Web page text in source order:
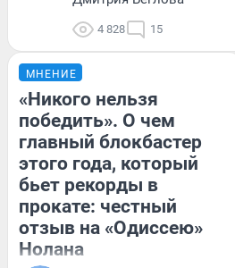
4 828 15
МНЕНИЕ
«Никого нельзя
победить». О чем
главный блокбастер
этого года, который
бьет рекорды в
прокате: честный
отзыв на «Одиссею»
Нолана